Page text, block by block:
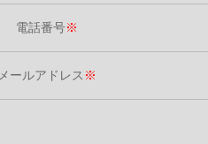
電話番号※
メールアドレス ※